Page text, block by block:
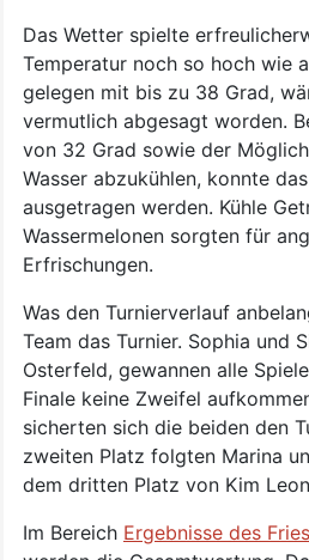
Das Wetter spielte
Temperatur noch so hoch wie
gelegen mit bis zu 38 Grad,
vermutlich abgesagt worden.
von 32 Grad sowie der
Wasser abzukühlen, konnte
ausgetragen werden. Kühle
Wassermelonen sorgten für
Erfrischungen.
Was den Turnierverlauf
Team das Turnier. Sophia und
Osterfeld, gewannen alle
Finale keine Zweifel
sicherten sich die beiden den
zweiten Platz folgten Marina
dem dritten Platz von Kim
Im Bereich Ergebnisse des